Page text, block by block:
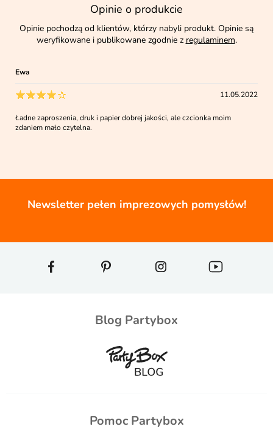
Opinie o produkcie
Opinie pochodzą od klientów, którzy nabyli produkt. Opinie są
weryfikowane i publikowane zgodnie z regulaminem.
Ewa
11.05.2022
Ładne zaproszenia, druk i papier dobrej jakości, ale czcionka moim
zdaniem mało czytelna.
Newsletter pełen imprezowych pomysłów!
Blog Partybox
Pomoc Partybox